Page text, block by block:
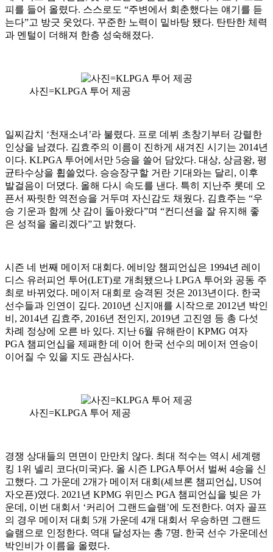
피를 들어 올렸다. 스스로도 “주변에서 회춘했다는 얘기를 듣
는다”고 방긋 웃었다. 꾸준한 노력이 밑바탕 됐다. 탄탄한 체력
과 멘털이 더해져 한층 성숙해졌다.
사진=KLPGA 투어 제공
일찌감치 ‘천재소녀’라 불렸다. 프로 데뷔 초창기부터 강렬한
인상을 남겼다. 김효주의 이름이 진하게 새겨진 시기는 2014년
이다. KLPGA 투어에서만 5승을 쓸어 담았다. 대상, 상금왕, 평
균타수상을 휩쓸었다. 승승장구할 거란 기대와는 달리, 이후
발걸음이 더뎠다. 올해 다시 속도를 낸다. 특히 지난주 롯데 오
픈서 짜릿한 역전승을 거두며 자신감도 채웠다. 김효주는 “우
승 기운과 함께 샷 감이 돌아왔다”며 “컨디션을 잘 유지해 좋
은 성적을 올리겠다”고 밝혔다.
시즌 네 번째 메이저 대회다. 에비앙 챔피언십은 1994년 레이
디스 유러피언 투어(LET)로 개최됐으나 LPGA 투어와 공동 주
최로 바뀌었다. 메이저 대회로 승격된 것은 2013년이다. 한국
선수들과 인연이 깊다. 2010년 신지애를 시작으로 2012년 박인
비, 2014년 김효주, 2016년 전인지, 2019년 고진영 등 총 다섯
차례 정상에 오른 바 있다. 지난 6월 유해란이 KPMG 여자
PGA 챔피언십을 제패한 데 이어 한국 선수의 메이저 연승이
이어질 수 있을 지도 관심사다.
사진=KLPGA 투어 제공
경쟁 상대들의 면면이 만만치 않다. 최대 적수는 역시 세계랭
킹 1위 넬리 코다(미국)다. 올 시즌 LPGA투어서 벌써 4승을 신
고했다. 그 가운데 2개가 메이저 대회(셰브론 챔피언십, US여
자오픈)였다. 2021년 KPMG 위민스 PGA 챔피언십을 빚은 가
운데, 이번 대회서 ‘커리어 그랜드슬램’에 도전한다. 여자 골프
의 경우 메이저 대회 5개 가운데 4개 대회서 우승하면 그랜드
슬램으로 인정한다. 역대 달성자는 총 7명. 한국 선수 가운데선
박인비가 이름을 올렸다.